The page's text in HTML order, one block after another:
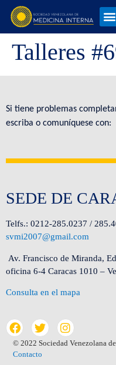
Talleres
Si tiene problemas
escriba o comuníquese con:
SEDE DE
Telfs.: 0212-285.0237 /
svmi2007@gmail.com
Av. Francisco de Miranda,
oficina 6-4 Caracas 1010 –
Consulta en el mapa
© 2022 Sociedad Venezolana
Contacto